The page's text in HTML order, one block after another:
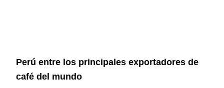
Perú entre los principales exportadores de
café del mundo